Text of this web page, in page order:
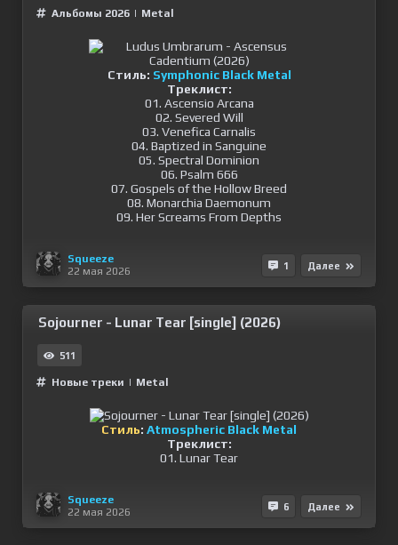
Альбомы 2026 | Metal
Стиль: Symphonic Black Metal
Треклист:
01. Ascensio Arcana
02. Severed Will
03. Venefica Carnalis
04. Baptized in Sanguine
05. Spectral Dominion
06. Psalm 666
07. Gospels of the Hollow Breed
08. Monarchia Daemonum
09. Her Screams From Depths
Squeeze
22 мая 2026
1 Далее
Sojourner - Lunar Tear [single] (2026)
511
Новые треки | Metal
Стиль: Atmospheric Black Metal
Треклист:
01. Lunar Tear
Squeeze
22 мая 2026
6 Далее